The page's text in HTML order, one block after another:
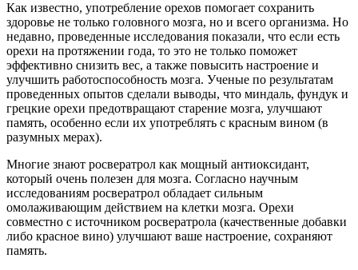
Как известно, употребление орехов помогает сохранить
здоровье не только головного мозга, но и всего организма. Но
недавно, проведенные исследования показали, что если есть
орехи на протяжении года, то это не только поможет
эффективно снизить вес, а также повысить настроение и
улучшить работоспособность мозга. Ученые по результатам
проведенных опытов сделали выводы, что миндаль, фундук и
грецкие орехи предотвращают старение мозга, улучшают
память, особенно если их употреблять с красным вином (в
разумных мерах).
Многие знают росвератрол как мощный антиоксидант,
который очень полезен для мозга. Согласно научным
исследованиям росвератрол обладает сильным
омолаживающим действием на клетки мозга. Орехи
совместно с источником росвератрола (качественные добавки
либо красное вино) улучшают ваше настроение, сохраняют
память.